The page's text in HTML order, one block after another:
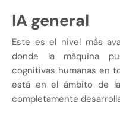
IA general
Este es el nivel más
donde la máquina
cognitivas humanas en
está en el ámbito de
completamente